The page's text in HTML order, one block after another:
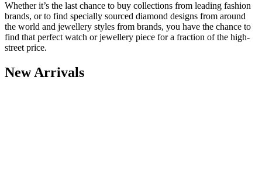
Whether it’s the last chance to buy collections from leading fashion
brands, or to find specially sourced diamond designs from around
the world and jewellery styles from brands, you have the chance to
find that perfect watch or jewellery piece for a fraction of the high-
street price.
New Arrivals